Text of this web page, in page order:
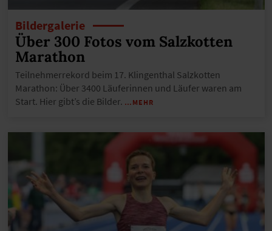
Bildergalerie
Über 300 Fotos vom Salzkotten
Marathon
Teilnehmerrekord beim 17. Klingenthal Salzkotten
Marathon: Über 3400 Läuferinnen und Läufer waren am
Start. Hier gibt’s die Bilder. …MEHR